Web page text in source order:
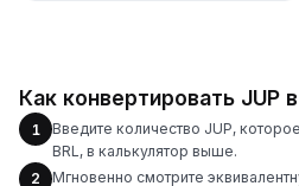
Как конвертировать JUP
1
Введите количество JUP,
BRL, в калькулятор выше.
2
Мгновенно смотрите